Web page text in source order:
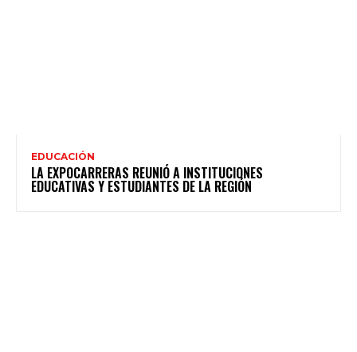
EDUCACIÓN
LA EXPOCARRERAS REUNIÓ A INSTITUCIONES
EDUCATIVAS Y ESTUDIANTES DE LA REGIÓN